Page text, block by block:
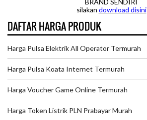
BRAND SENDIRI
silakan download disini
DAFTAR HARGA PRODUK
Harga Pulsa Elektrik All Operator Termurah
Harga Pulsa Koata Internet Termurah
Harga Voucher Game Online Termurah
Harga Token Listrik PLN Prabayar Murah